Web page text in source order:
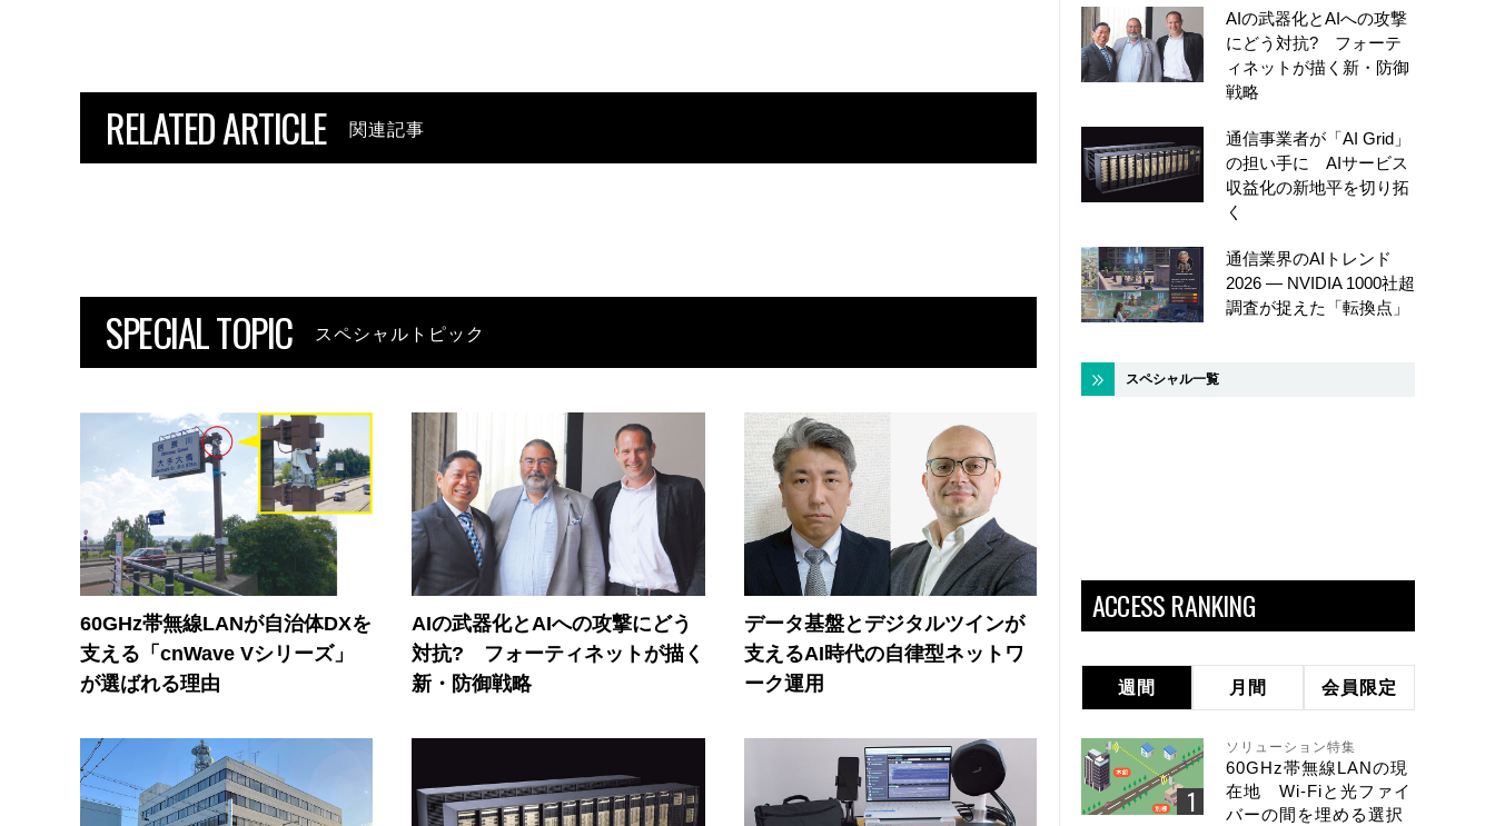
RELATED ARTICLE 関連記事
SPECIAL TOPIC スペシャルトピック
60GHz帯無線LANが自治体DXを
支える「cnWave Vシリーズ」
が選ばれる理由
AIの武器化とAIへの攻撃にどう
対抗? フォーティネットが描く
新・防御戦略
データ基盤とデジタルツインが
支えるAI時代の自律型ネットワ
ーク運用
AIの武器化とAIへの攻撃
にどう対抗? フォーテ
ィネットが描く新・防御
戦略
通信事業者が「AI Grid」
の担い手に AIサービス
収益化の新地平を切り拓
く
通信業界のAIトレンド
2026 ― NVIDIA 1000社超
調査が捉えた「転換点」
スペシャル一覧
ACCESS RANKING
週間 月間 会員限定
ソリューション特集
60GHz帯無線LANの現
在地 Wi-Fiと光ファイ
バーの間を埋める選択